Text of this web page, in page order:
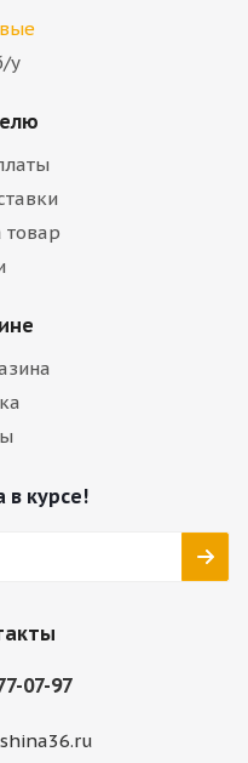
у
товар
в курсе!
07-97